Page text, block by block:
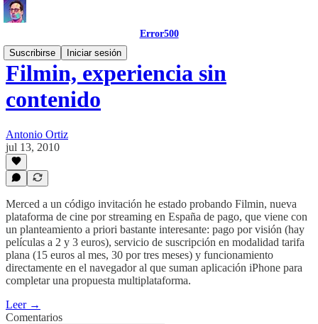
Error500
Suscribirse
Iniciar sesión
Filmin, experiencia sin
contenido
Antonio Ortiz
jul 13, 2010
Merced a un código invitación he estado probando Filmin, nueva
plataforma de cine por streaming en España de pago, que viene con
un planteamiento a priori bastante interesante: pago por visión (hay
películas a 2 y 3 euros), servicio de suscripción en modalidad tarifa
plana (15 euros al mes, 30 por tres meses) y funcionamiento
directamente en el navegador al que suman aplicación iPhone para
completar una propuesta multiplataforma.
Leer →
Comentarios